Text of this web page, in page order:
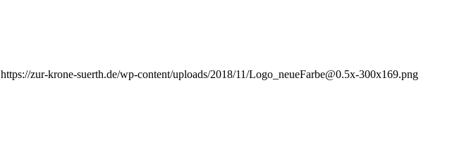
https://zur-krone-suerth.de/wp-content/uploads/2018/11/Logo_neueFarbe@0.5x-300x169.png